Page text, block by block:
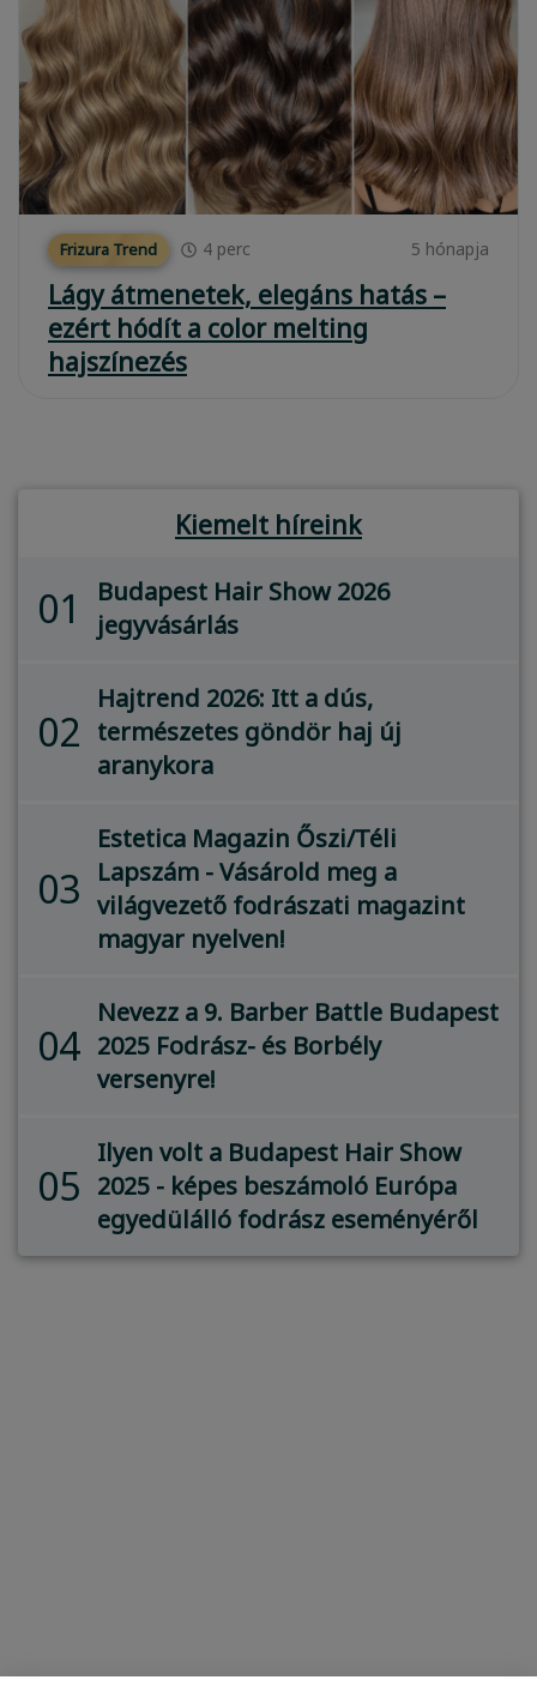
Frizura Trend 4 perc 5 hónapja
Lágy átmenetek, elegáns hatás –
ezért hódít a color melting
hajszínezés
Kiemelt híreink
01
Budapest Hair Show 2026
jegyvásárlás
02
Hajtrend 2026: Itt a dús,
természetes göndör haj új
aranykora
03
Estetica Magazin Őszi/Téli
Lapszám - Vásárold meg a
világvezető fodrászati magazint
magyar nyelven!
04
Nevezz a 9. Barber Battle Budapest
2025 Fodrász- és Borbély
versenyre!
05
Ilyen volt a Budapest Hair Show
2025 - képes beszámoló Európa
egyedülálló fodrász eseményéről